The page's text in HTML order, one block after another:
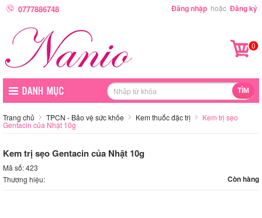
0777886748 Đăng nhập hoặc Đăng ký
0
Trang chủ TPCN - Bảo vệ sức khỏe Kem thuốc đặc trị Kem trị sẹo
Gentacin của Nhật 10g
Kem trị sẹo Gentacin của Nhật 10g
Mã số: 423
Thương hiệu:
Còn hàng